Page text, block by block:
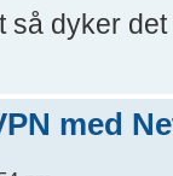
så dyker
med